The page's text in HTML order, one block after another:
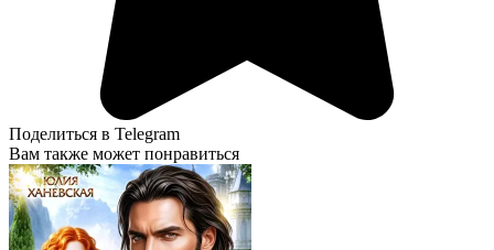
Поделиться в Telegram
Вам также может понравиться